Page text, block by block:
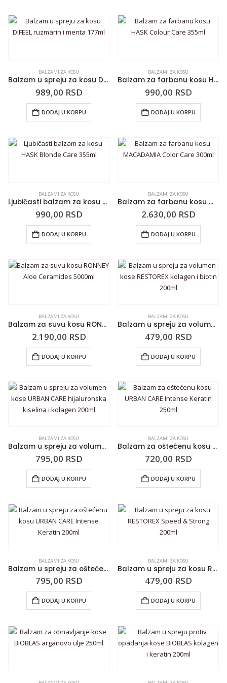
BALZAMI ZA KOSU
Balzam u spreju za kosu DIFEEL ruzmarin i menta 177ml
989,00 RSD
DODAJ U KORPU
BALZAMI ZA KOSU
Balzam za farbanu kosu HASK Colour Care 355ml
990,00 RSD
DODAJ U KORPU
BALZAMI ZA KOSU
Ljubičasti balzam za kosu HASK Blonde Care 355ml
990,00 RSD
DODAJ U KORPU
BALZAMI ZA KOSU
Balzam za farbanu kosu MACADAMIA Color Care 300ml
2.630,00 RSD
DODAJ U KORPU
BALZAMI ZA KOSU
Balzam za suvu kosu RONNEY Aloe Ceramides 5000ml
2.190,00 RSD
DODAJ U KORPU
BALZAMI ZA KOSU
Balzam u spreju za volumen kose RESTOREX kolagen i biotin 200ml
479,00 RSD
DODAJ U KORPU
BALZAMI ZA KOSU
Balzam u spreju za volumen kose URBAN CARE hijaluronska kiselina i kolagen 200ml
795,00 RSD
DODAJ U KORPU
BALZAMI ZA KOSU
Balzam za oštećenu kosu URBAN CARE Intense Keratin 250ml
720,00 RSD
DODAJ U KORPU
BALZAMI ZA KOSU
Balzam u spreju za oštećenu kosu URBAN CARE Intense Keratin 200ml
795,00 RSD
DODAJ U KORPU
BALZAMI ZA KOSU
Balzam u spreju za kosu RESTOREX Speed & Strong 200ml
479,00 RSD
DODAJ U KORPU